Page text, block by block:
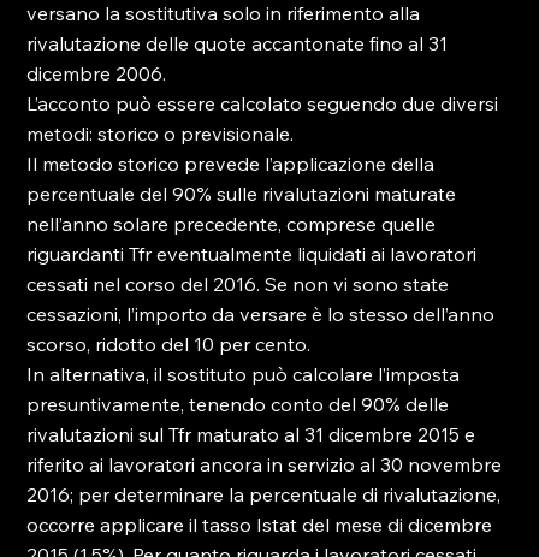
versano la sostitutiva solo in riferimento alla
rivalutazione delle quote accantonate fino al 31
dicembre 2006.
L’acconto può essere calcolato seguendo due diversi
metodi: storico o previsionale.
Il metodo storico prevede l’applicazione della
percentuale del 90% sulle rivalutazioni maturate
nell’anno solare precedente, comprese quelle
riguardanti Tfr eventualmente liquidati ai lavoratori
cessati nel corso del 2016. Se non vi sono state
cessazioni, l’importo da versare è lo stesso dell’anno
scorso, ridotto del 10 per cento.
In alternativa, il sostituto può calcolare l’imposta
presuntivamente, tenendo conto del 90% delle
rivalutazioni sul Tfr maturato al 31 dicembre 2015 e
riferito ai lavoratori ancora in servizio al 30 novembre
2016; per determinare la percentuale di rivalutazione,
occorre applicare il tasso Istat del mese di dicembre